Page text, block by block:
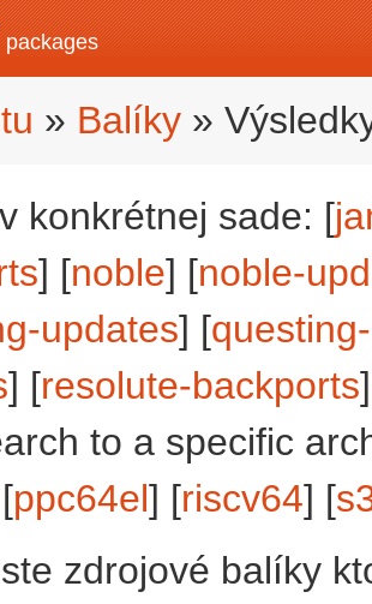
packages
» Balíky »
konkrétnej sade: [
] [noble] [noble-
updates] [
] [resolute-backports
to a specific
ppc64el] [riscv64] [
zdrojové balíky